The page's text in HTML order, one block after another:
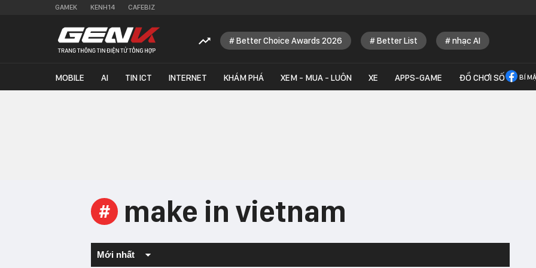
GAMEK KENH14 CAFEBIZ
Better Choice Awards 2026 Better List nhạc AI
MOBILE AI TIN ICT INTERNET KHÁM PHÁ XEM - MUA - LUÔN XE APPS-GAME ĐỒ CHƠI SỐ BÍ
# make in vietnam
Mới nhất